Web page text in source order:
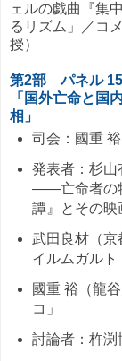
ェルの戯曲『集
るリズム」／コ
授）
第2部 パネル
「国外亡命と国
相」
司会：國重 裕
発表者：杉山
——亡命者の
譚』とその映
武田良材（
イルムガルト
國重 裕（龍
コ」
討論者：杵渕